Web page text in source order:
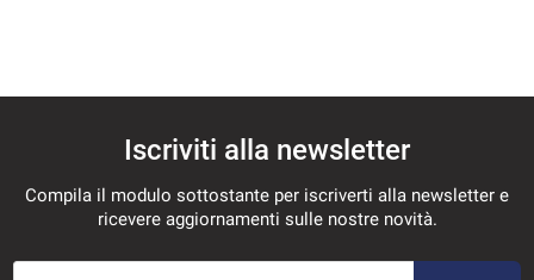
VEDI
Iscriviti alla newsletter
Compila il modulo sottostante per iscriverti alla newsletter e
ricevere aggiornamenti sulle nostre novità.